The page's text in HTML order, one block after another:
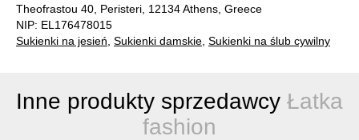
Theofrastou 40, Peristeri, 12134 Athens, Greece
NIP: EL176478015
Sukienki na jesień Sukienki damskie Sukienki na ślub cywilny
Inne produkty sprzedawcy Łatka
fashion